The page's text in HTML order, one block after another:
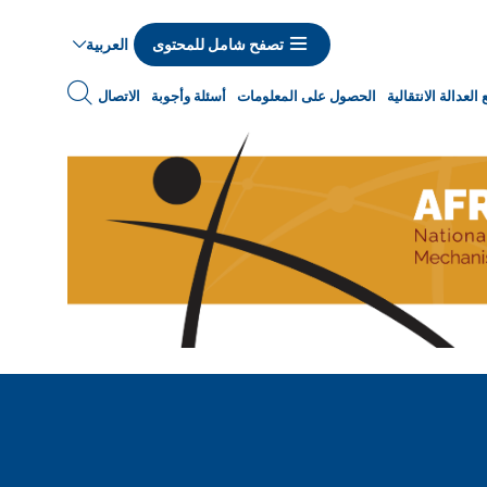
تصفح شامل للمحتوى العربية
الانتقالية الحصول على المعلومات أسئلة وأجوبة الاتصال